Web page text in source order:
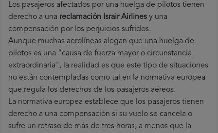
Los pasajeros afectados por una huelga de pilotos tienen
derecho a una reclamación Israir Airlines y una
compensación por los perjuicios sufridos.
Aunque muchas aerolíneas alegan que una huelga de
pilotos es una "causa de fuerza mayor o circunstancia
extraordinaria", la realidad es que este tipo de situaciones
no están contempladas como tal en la normativa europea
que regula los derechos de los pasajeros aéreos.
La normativa europea establece que los pasajeros tienen
derecho a una compensación si su vuelo se cancela o
sufre un retraso de más de tres horas, a menos que la